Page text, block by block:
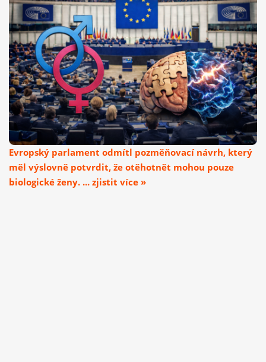
Evropský parlament odmítl pozměňovací návrh, který
měl výslovně potvrdit, že otěhotnět mohou pouze
biologické ženy. ... zjistit více »